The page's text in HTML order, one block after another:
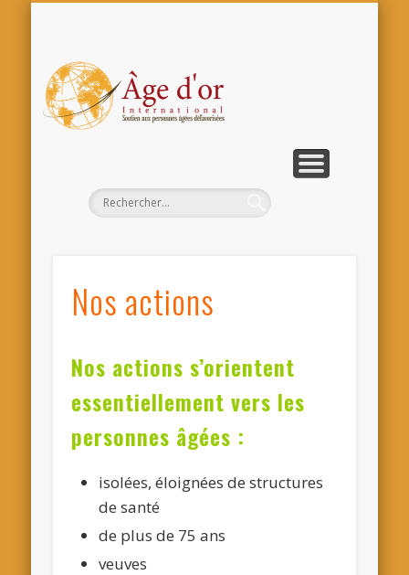
Nos actions
Nos actions s’orientent
essentiellement vers les
personnes âgées :
isolées, éloignées de structures
de santé
de plus de 75 ans
veuves